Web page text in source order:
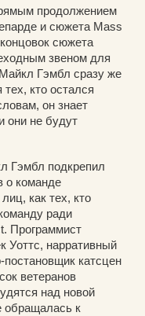
продолжением
и сюжета Mass
сюжета
звеном для
Гэмбл сразу же
кто остался
он знает
они не будут
Гэмбл подкрепил
о команде
как тех, кто
ради
Программист
Уоттс, нарративный
катсцен
ветеранов
над новой
обращалась к